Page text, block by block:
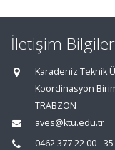
İletişim
Karadeniz Teknik
Koordinasyon
TRABZON
aves@ktu.edu.tr
0462 377 22 00 -